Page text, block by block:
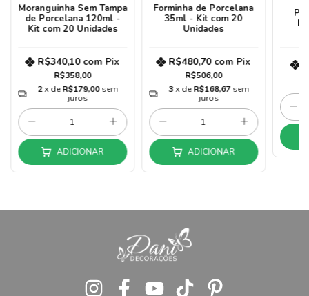
Moranguinha Sem Tampa
de Porcelana 120ml -
Kit com 20 Unidades
R$358,00
R$340,10 com Pix
2x deR$179,00 sem
juros
ADICIONAR
Forminha de Porcelana
35ml - Kit com 20
Unidades
R$506,00
R$480,70 com Pix
3x deR$168,67sem
juros
ADICIONAR